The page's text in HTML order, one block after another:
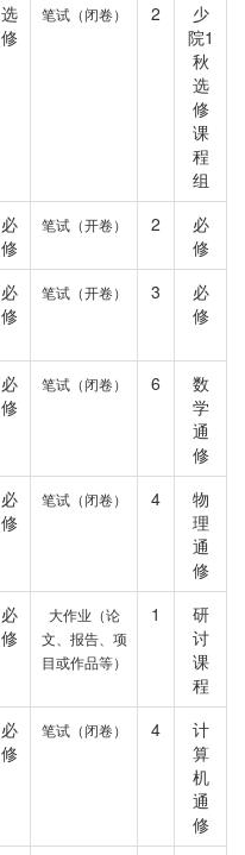
选
修
笔试（闭卷） 2
少
院1
秋
选
修
课
程
组
必
修
笔试（开卷） 2
必
修
必
修
笔试（开卷） 3
必
修
必
修
笔试（闭卷） 6
数
学
通
修
必
修
笔试（闭卷） 4
物
理
通
修
必
修
大作业（论
文、报告、项
目或作品等）
1
研
讨
课
程
必
修
笔试（闭卷） 4
计
算
机
通
修